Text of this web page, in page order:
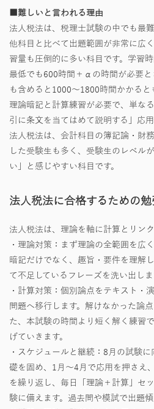
■難しいと言われる理由
法人税法は、税理士試験の中でも最
他科目と比べて出題範囲が非常に広
習量も圧倒的に多い科目です。学習
最低でも600時間＋αの時間が必要と
も含めると1000～1800時間かかると
理論暗記と計算練習が必要で、単な
引に条文を当てはめて説明する」応
法人税法は、会計科目の簿記論・財
した受験生も多く、受験生のレベル
い」と感じやすい科目です。
法人税法に合格するための
法人税法は、理論を軸に計算とリン
・理論対策：まず理論の全範囲を広
暗記だけでなく、趣旨・要件を理解
て不足しているフレーズを洗い出しま
・計算対策：個別論点をテキスト・
問題へ移行します。解けなかった論
た、本試験の時間より短く解く練習
げていきます。
・スケジュールと継続：8月の試験
礎を固め、1月〜4月で応用を押さえ
を繰り返し、毎日「理論＋計算」セ
験に備えます。過去問や模試で出題